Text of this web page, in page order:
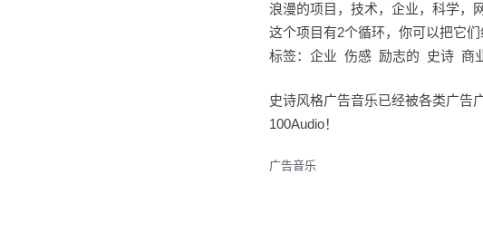
浪漫的项目，技术，企业，科学，
这个项目有2个循环，你可以把它们
标签：企业 伤感 励志的 史诗 商
史诗风格广告音乐已经被各类广告
100Audio！
广告音乐